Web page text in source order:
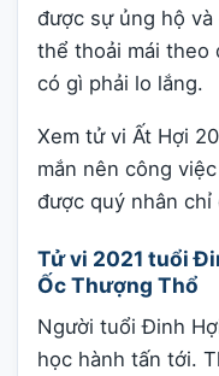
được sự ủng hộ
thể thoải mái theo
có gì phải lo lắng.
Xem tử vi Ất Hợi
mắn nên công
được quý nhân
Tử vi 2021 tuổi
Ốc Thượng Thổ
Người tuổi Đinh
học hành tấn tới.